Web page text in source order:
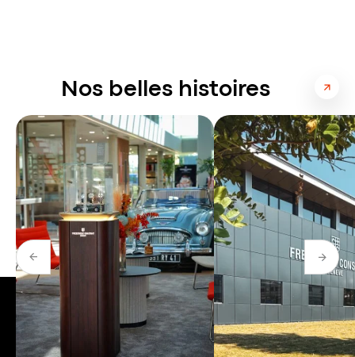
Nos belles histoires